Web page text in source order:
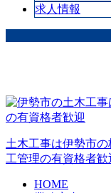
求人情報
土木工事は伊勢市
工管理の有資格者歓
HOME